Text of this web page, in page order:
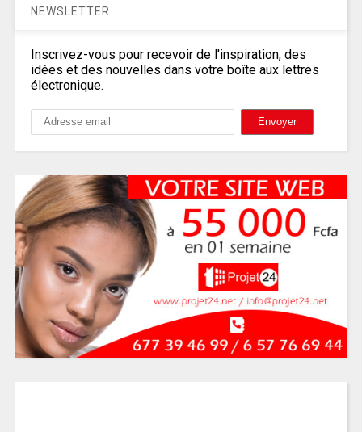
NEWSLETTER
Inscrivez-vous pour recevoir de l'inspiration, des
idées et des nouvelles dans votre boîte aux lettres
électronique.